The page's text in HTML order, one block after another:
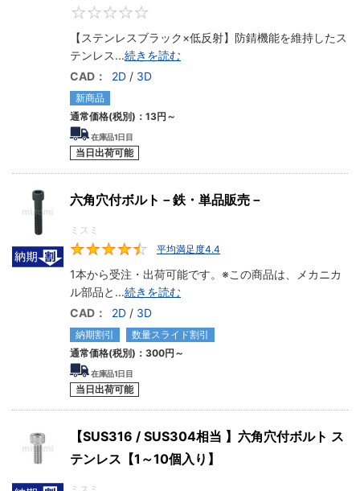
【ステンレスブラック×低反射】防錆機能を維持したス
テンレス...続きを読む
CAD：
2D / 3D
新商品
通常価格(税別)： 13円 ～
在庫品1日目
当日出荷可能
六角穴付ボルト－鉄・単品販売－
ミスミ
平均満足度4.4
1本から受注・出荷可能です。※この商品は、メカニカ
ル部品と ...続きを読む
CAD：
2D / 3D
納期割引
数量スライド割引
通常価格(税別)： 300円 ～
在庫品1日目
当日出荷可能
【SUS316 / SUS304相当 】六角穴付ボルト ス
テンレス【1～10個入り】